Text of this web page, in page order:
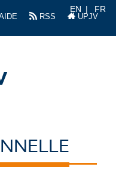
RSS UPJV
EN FR